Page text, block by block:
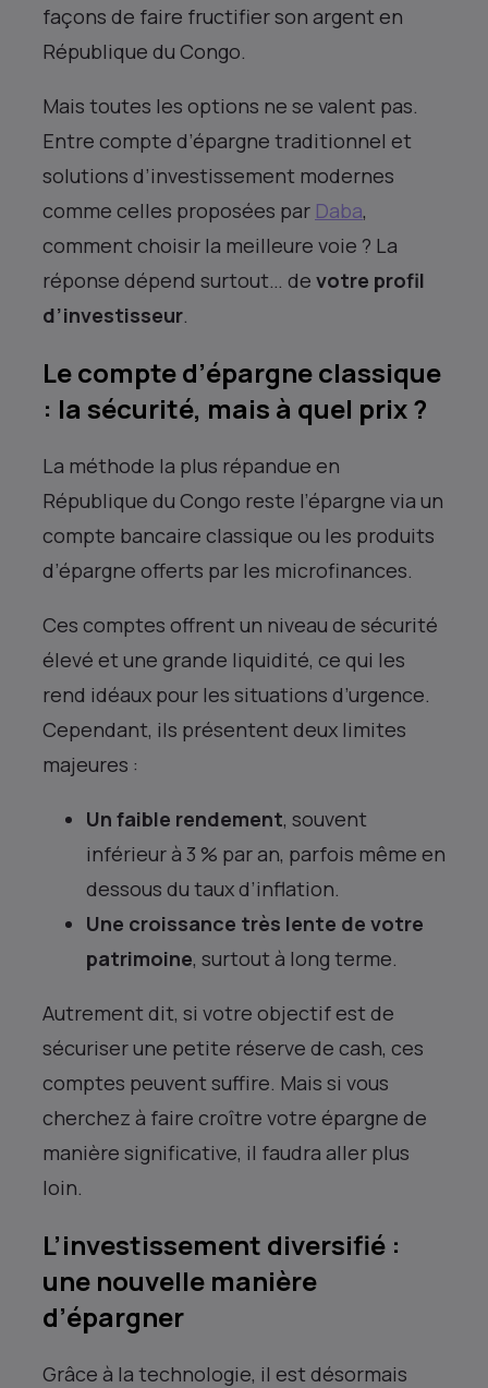
façons de faire fructifier son argent en
République du Congo.
Mais toutes les options ne se valent pas.
Entre compte d’épargne traditionnel et
solutions d’investissement modernes
comme celles proposées par Daba,
comment choisir la meilleure voie ? La
réponse dépend surtout… de votre profil
d’investisseur.
Le compte d’épargne classique
: la sécurité, mais à quel prix ?
La méthode la plus répandue en
République du Congo reste l’épargne via un
compte bancaire classique ou les produits
d’épargne offerts par les microfinances.
Ces comptes offrent un niveau de sécurité
élevé et une grande liquidité, ce qui les
rend idéaux pour les situations d’urgence.
Cependant, ils présentent deux limites
majeures :
Un faible rendement, souvent
inférieur à 3 % par an, parfois même en
dessous du taux d’inflation.
Une croissance très lente de votre
patrimoine, surtout à long terme.
Autrement dit, si votre objectif est de
sécuriser une petite réserve de cash, ces
comptes peuvent suffire. Mais si vous
cherchez à faire croître votre épargne de
manière significative, il faudra aller plus
loin.
L’investissement diversifié :
une nouvelle manière
d’épargner
Grâce à la technologie, il est désormais